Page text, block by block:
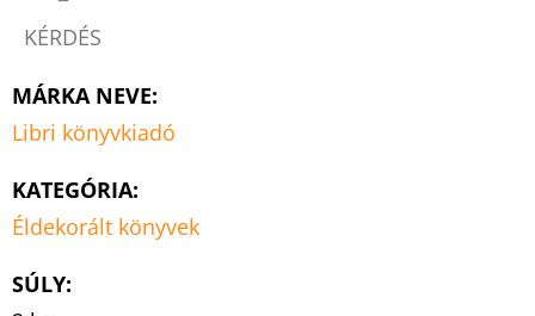
KÉRDÉS
MÁRKA NEVE:
Libri könyvkiadó
KATEGÓRIA:
Éldekorált könyvek
SÚLY: